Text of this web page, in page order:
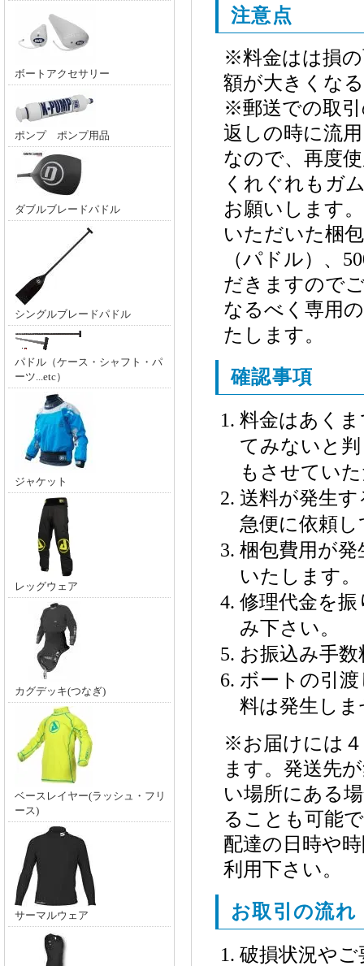
ボートアクセサリー
ポンプ ポンプ用品
ダブルブレードパドル
シングルブレードパドル
パドル（ケース・シャフト・パ
ーツ...etc）
ジャケット
レッグウェア
カグデッキ(つなぎ)
ベースレイヤー(ラッシュ・フリ
ース)
サーマルウェア
注意点
※料金はは損
額が大きくな
※郵送での取
返しの時に流
なので、再度
くれぐれもガ
お願いします。
いただいた梱
（パドル）、
だきますので
なるべく専用
たします。
確認事項
料金はあく
てみないと
もさせてい
送料が発生
急便に依頼
梱包費用が発
いたします。
修理代金を
み下さい。
お振込み手
ボートの引
料は発生し
※お届けには
ます。発送先
い場所にある
ることも可能
配達の日時や
利用下さい。
お取引の流れ
破損状況や